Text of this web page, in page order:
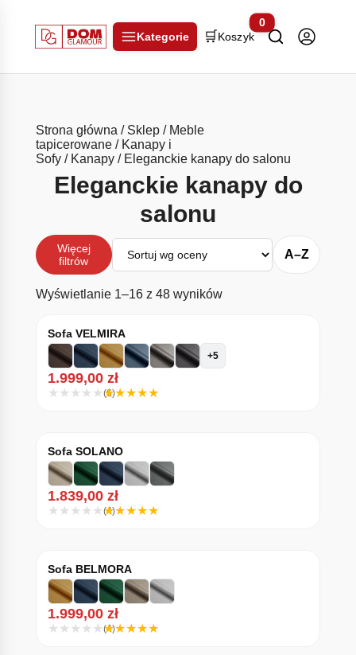
Kategorie 🛒 Koszyk
0
Strona główna / Sklep/ Meble
tapicerowane/ Kanapy i
Sofy/ Kanapy/ Eleganckie kanapy do salonu
Eleganckie kanapy do
salonu
Więcej
filtrów
Sortuj
A–Z
Wyświetlanie 1–16 z 48 wynikówPosortowane według
Sofa VELMIRA
+5
1.999,00 zł
(6)
Sofa SOLANO
1.839,00 zł
(4)
Sofa BELMORA
1.999,00 zł
(4)